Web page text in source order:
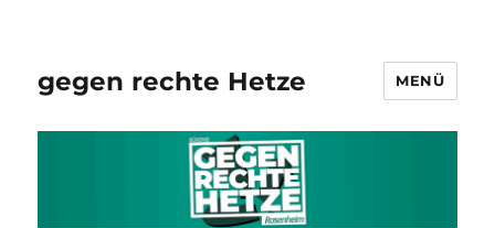
gegen rechte Hetze MENÜ